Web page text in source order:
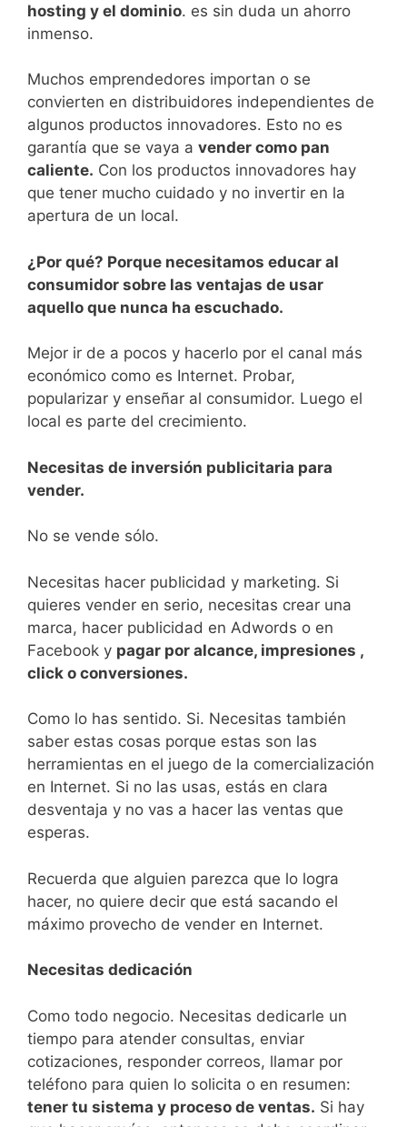
hosting y el dominio. es sin duda un ahorro
inmenso.
Muchos emprendedores importan o se
convierten en distribuidores independientes de
algunos productos innovadores. Esto no es
garantía que se vaya a vender como pan
caliente. Con los productos innovadores hay
que tener mucho cuidado y no invertir en la
apertura de un local.
¿Por qué? Porque necesitamos educar al
consumidor sobre las ventajas de usar
aquello que nunca ha escuchado.
Mejor ir de a pocos y hacerlo por el canal más
económico como es Internet. Probar,
popularizar y enseñar al consumidor. Luego el
local es parte del crecimiento.
Necesitas de inversión publicitaria para
vender.
No se vende sólo.
Necesitas hacer publicidad y marketing. Si
quieres vender en serio, necesitas crear una
marca, hacer publicidad en Adwords o en
Facebook y pagar por alcance, impresiones ,
click o conversiones.
Como lo has sentido. Si. Necesitas también
saber estas cosas porque estas son las
herramientas en el juego de la comercialización
en Internet. Si no las usas, estás en clara
desventaja y no vas a hacer las ventas que
esperas.
Recuerda que alguien parezca que lo logra
hacer, no quiere decir que está sacando el
máximo provecho de vender en Internet.
Necesitas dedicación
Como todo negocio. Necesitas dedicarle un
tiempo para atender consultas, enviar
cotizaciones, responder correos, llamar por
teléfono para quien lo solicita o en resumen:
tener tu sistema y proceso de ventas. Si hay